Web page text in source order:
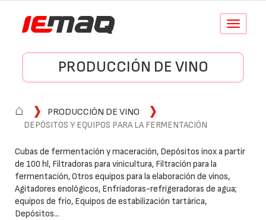
Conmutar
PRODUCCIÓN DE VINO
⌂
PRODUCCIÓN DE VINO
DEPÓSITOS Y EQUIPOS PARA LA FERMENTACIÓN
Cubas de fermentación y maceración, Depósitos inox a partir
de 100 hl, Filtradoras para vinicultura, Filtración para la
fermentación, Otros equipos para la elaboración de vinos,
Agitadores enológicos, Enfriadoras-refrigeradoras de agua;
equipos de frío, Equipos de estabilización tartárica,
Depósitos...